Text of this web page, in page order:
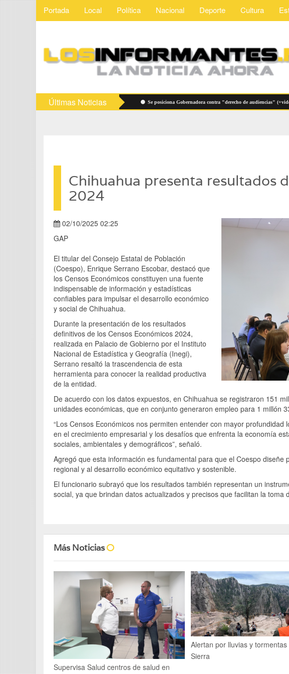
Portada Local Política Nacional Deporte Cultura
Últimas Noticias
Vigilarán precios de útiles escolares Se posiciona Gobernadora contra "derecho de audiencias" (+video)
Chihuahua presenta resultados
2024
02/10/2025 02:25
GAP
El titular del Consejo Estatal de Población
(Coespo), Enrique Serrano Escobar, destacó que
los Censos Económicos constituyen una fuente
indispensable de información y estadísticas
confiables para impulsar el desarrollo económico
y social de Chihuahua.
Durante la presentación de los resultados
definitivos de los Censos Económicos 2024,
realizada en Palacio de Gobierno por el Instituto
Nacional de Estadística y Geografía (Inegi),
Serrano resaltó la trascendencia de esta
herramienta para conocer la realidad productiva
de la entidad.
De acuerdo con los datos expuestos, en Chihuahua se registraron 151
unidades económicas, que en conjunto generaron empleo para 1 millón
“Los Censos Económicos nos permiten entender con mayor
en el crecimiento empresarial y los desafíos que enfrenta la economía
sociales, ambientales y demográficos”, señaló.
Agregó que esta información es fundamental para que el Coespo diseñe
regional y al desarrollo económico equitativo y sostenible.
El funcionario subrayó que los resultados también representan un
social, ya que brindan datos actualizados y precisos que facilitan la toma
Más Noticias
Supervisa Salud centros de salud en
Alertan por lluvias y tormentas
Sierra